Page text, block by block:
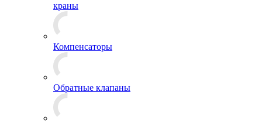
краны
Компенсаторы
Обратные клапаны